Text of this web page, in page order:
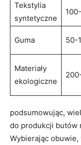
Tekstylia
‍syntetyczne
Guma 50-
Materiały
ekologiczne
podsumowując,
do produkcji butów
Wybierając